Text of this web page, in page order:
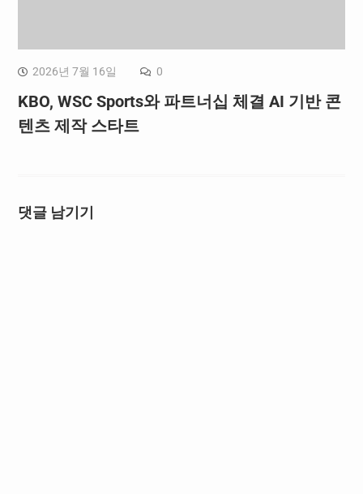
2026년 7월 16일 0
KBO, WSC Sports와 파트너십 체결 AI 기반 콘
텐츠 제작 스타트
댓글 남기기